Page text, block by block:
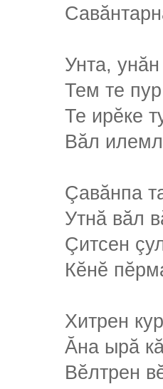
Унта,
Тем те
Те ирĕке
Вăл
Çавăнпа
Утнă вăл
Çитсен
Кĕнĕ
Хитрен
Ăна ырă
Вĕлтрен